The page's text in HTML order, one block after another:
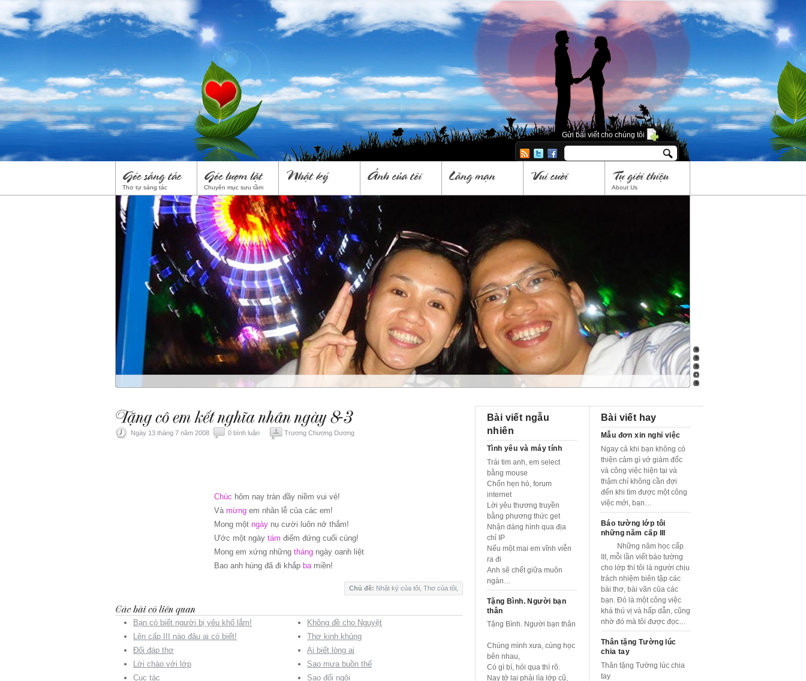
Thơ tự sáng tác Chuyên mục sưu tầm About Us
Gửi bài viết cho chúng tôi
Ngày 13 tháng 7 năm 2008 0 bình luận Trương Chương Dương
Chúc hôm nay tràn đầy niềm vui vẻ!
Và mừng em nhân lễ của các em!
Mong một ngày nụ cười luôn nở thắm!
Ước một ngày tám điểm đứng cuối cùng!
Mong em xứng những tháng ngày oanh liệt
Bao anh hùng đã đi khắp ba miền!
Chủ đề: Nhật ký của tôi Thơ của tôi
Bạn có biết người bị yêu khổ lắm!
Không đề cho Nguyệt
Lên cấp III nào đâu ai có biết!
Thơ kinh khủng
Đối đáp thơ
Ai biết lòng ai
Lời chào với lớp
Sao mưa buồn thế
Cục tác
Sao đổi ngôi
Bài viết ngẫu
nhiên
Tình yêu và máy tính
Trái tim anh, em select
bằng mouse
Chốn hẹn hò, forum
internet
Lời yêu thương truyền
bằng phương thức get
Nhận dáng hình qua địa
chỉ IP
Nếu một mai em vĩnh viễn
ra đi
Anh sẽ chết giữa muôn
ngàn…
Tặng Bình. Người bạn
thân
Tặng Bình. Người bạn thân
Chúng mình xưa, cùng học
bên nhau,
Có gì bí, hỏi qua thì rõ.
Nay tớ lại phải lìa lớp cũ,
Bài viết hay
Mẫu đơn xin nghỉ việc
Ngay cả khi bạn không có
thiện cảm gì vớ giám đốc
và công việc hiện tại và
thậm chí không cần đợi
đến khi tìm được một công
việc mới, bạn…
Báo tường lớp tôi
những năm cấp III
Những năm học cấp
III, mỗi lần viết báo tường
cho lớp thì tôi là người chịu
trách nhiệm biên tập các
bài thơ, bài văn của các
bạn. Đó là một công việc
khá thú vị và hấp dẫn, cũng
nhờ đó mà tôi được đọc…
Thân tặng Tường lúc
chia tay
Thân tặng Tường lúc chia
tay